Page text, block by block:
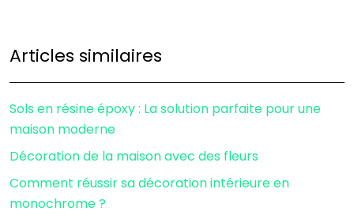
Articles similaires
Sols en résine époxy : La solution parfaite pour une
maison moderne
Décoration de la maison avec des fleurs
Comment réussir sa décoration intérieure en
monochrome ?